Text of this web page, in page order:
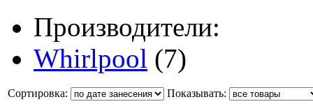
Производители:
Whirlpool (7)
Сортировка: Показывать: